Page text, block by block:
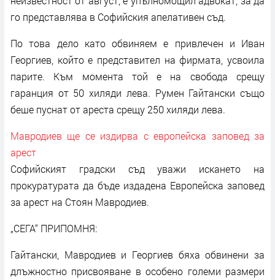
го представлява в Софийския апелативен съд.
По това дело като обвиняем е привлечен и Иван
Георгиев, който е представител на фирмата, усвоила
парите. Към момента той е на свобода срещу
гаранция от 50 хиляди лева. Румен Гайтански също
беше пуснат от ареста срещу 250 хиляди лева.
Мавродиев ще се издирва с европейска заповед за
арест
Софийският градски съд уважи искането на
прокуратурата да бъде издадена Европейска заповед
за арест на Стоян Мавродиев.
„СЕГА“ ПРИПОМНЯ:
Гайтански, Мавродиев и Георгиев бяха обвинени за
длъжностно присвояване в особено големи размери